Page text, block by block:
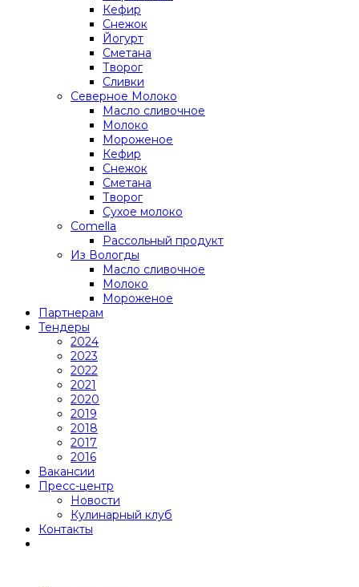
Кефир
Снежок
Йогурт
Сметана
Творог
Сливки
Северное Молоко
Масло сливочное
Молоко
Мороженое
Кефир
Снежок
Сметана
Творог
Сухое молоко
Comеlla
Рассольный продукт
Из Вологды
Масло сливочное
Молоко
Мороженое
Партнерам
Тендеры
2024
2023
2022
2021
2020
2019
2018
2017
2016
Вакансии
Пресс-центр
Новости
Кулинарный клуб
Контакты